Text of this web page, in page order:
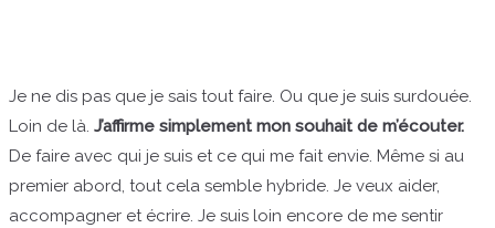
Je ne dis pas que je sais tout faire. Ou que je suis surdouée.
Loin de là. J’affirme simplement mon souhait de m’écouter.
De faire avec qui je suis et ce qui me fait envie. Même si au
premier abord, tout cela semble hybride. Je veux aider,
accompagner et écrire. Je suis loin encore de me sentir